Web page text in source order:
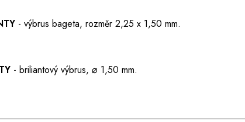
- výbrus bageta, rozměr 2,25 x 1,50 mm.
- briliantový výbrus, ⌀ 1,50 mm.